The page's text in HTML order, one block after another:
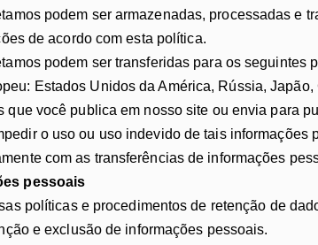
podem ser armazenadas, processadas e
de acordo com esta política.
podem ser transferidas para os
Estados Unidos da América, Rússia, Japão,
que você publica em nosso site ou envia para
o uso ou uso indevido de tais informações
com as transferências de informações
pessoais
políticas e procedimentos de retenção de
e exclusão de informações pessoais.